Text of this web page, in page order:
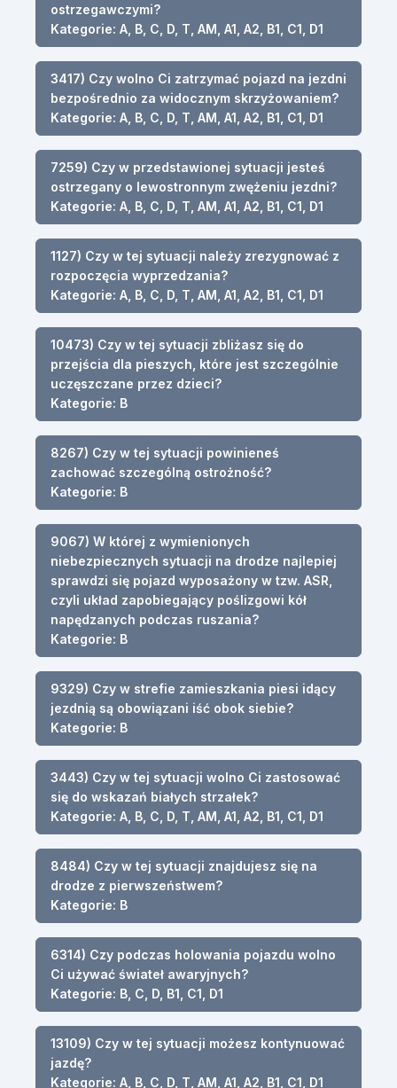
ostrzegawczymi?
Kategorie: A, B, C, D, T, AM, A1, A2, B1, C1, D1
3417) Czy wolno Ci zatrzymać pojazd na jezdni
bezpośrednio za widocznym skrzyżowaniem?
Kategorie: A, B, C, D, T, AM, A1, A2, B1, C1, D1
7259) Czy w przedstawionej sytuacji jesteś
ostrzegany o lewostronnym zwężeniu jezdni?
Kategorie: A, B, C, D, T, AM, A1, A2, B1, C1, D1
1127) Czy w tej sytuacji należy zrezygnować z
rozpoczęcia wyprzedzania?
Kategorie: A, B, C, D, T, AM, A1, A2, B1, C1, D1
10473) Czy w tej sytuacji zbliżasz się do
przejścia dla pieszych, które jest szczególnie
uczęszczane przez dzieci?
Kategorie: B
8267) Czy w tej sytuacji powinieneś
zachować szczególną ostrożność?
Kategorie: B
9067) W której z wymienionych
niebezpiecznych sytuacji na drodze najlepiej
sprawdzi się pojazd wyposażony w tzw. ASR,
czyli układ zapobiegający poślizgowi kół
napędzanych podczas ruszania?
Kategorie: B
9329) Czy w strefie zamieszkania piesi idący
jezdnią są obowiązani iść obok siebie?
Kategorie: B
3443) Czy w tej sytuacji wolno Ci zastosować
się do wskazań białych strzałek?
Kategorie: A, B, C, D, T, AM, A1, A2, B1, C1, D1
8484) Czy w tej sytuacji znajdujesz się na
drodze z pierwszeństwem?
Kategorie: B
6314) Czy podczas holowania pojazdu wolno
Ci używać świateł awaryjnych?
Kategorie: B, C, D, B1, C1, D1
13109) Czy w tej sytuacji możesz kontynuować
jazdę?
Kategorie: A, B, C, D, T, AM, A1, A2, B1, C1, D1